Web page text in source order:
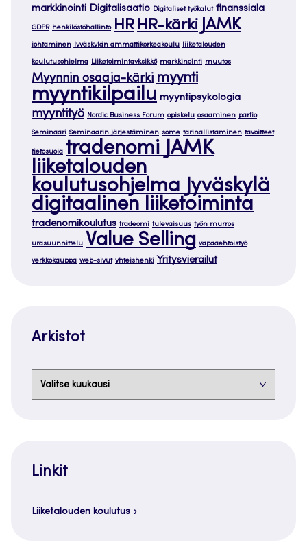
markkinointi Digitalisaatio Digitaliset työkalut finanssiala
GDPR henkilöstöhallinto HR HR-kärki JAMK
johtaminen Jyväskylän ammattikorkeakoulu liiketalouden
koulutusohjelma Liiketoimintayksikkö markkinointi muutos
Myynnin osaaja-kärki myynti
myyntikilpailu myyntipsykologia
myyntityö Nordic Business Forum opiskelu osaaminen partio
Seminaari Seminaarin järjestäminen some tarinallistaminen tavoitteet
tietosuoja tradenomi JAMK
liiketalouden
koulutusohjelma Jyväskylä
digitaalinen liiketoiminta
tradenomikoulutus tradeomi tulevaisuus työn murros
urasuunnittelu Value Selling vapaaehtoistyö
verkkokauppa web-sivut yhteishenki Yritysvierailut
Arkistot
Linkit
Liiketalouden koulutus